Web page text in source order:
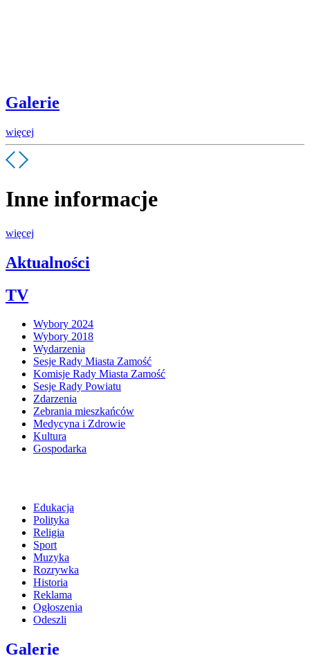
Galerie
więcej
Inne informacje
więcej
Aktualności
TV
Wybory 2024
Wybory 2018
Wydarzenia
Sesje Rady Miasta Zamość
Komisje Rady Miasta Zamość
Sesje Rady Powiatu
Zdarzenia
Zebrania mieszkańców
Medycyna i Zdrowie
Kultura
Gospodarka
Edukacja
Polityka
Religia
Sport
Muzyka
Rozrywka
Historia
Reklama
Ogłoszenia
Odeszli
Galerie